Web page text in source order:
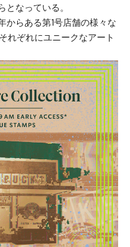
なっている。
からある第1号店舗の様々な
ぞれにユニークなアート